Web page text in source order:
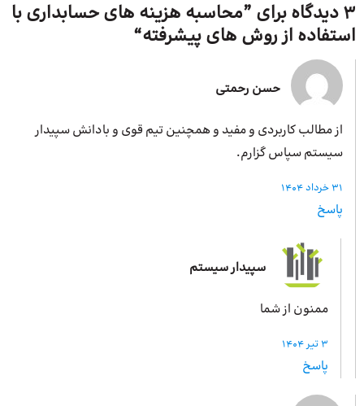
3 دیدگاه برای ”
محاسبه هزینه های حسابداری با
استفاده از روش های پیشرفته“
حسن رحمتی
از مطالب کاربردی و مفید و همچنین تیم قوی و بادانش سپیدار
سیستم سپاس گزارم.
31 خرداد 1404
پاسخ
سپیدار سیستم
ممنون از شما
3 تیر 1404
پاسخ